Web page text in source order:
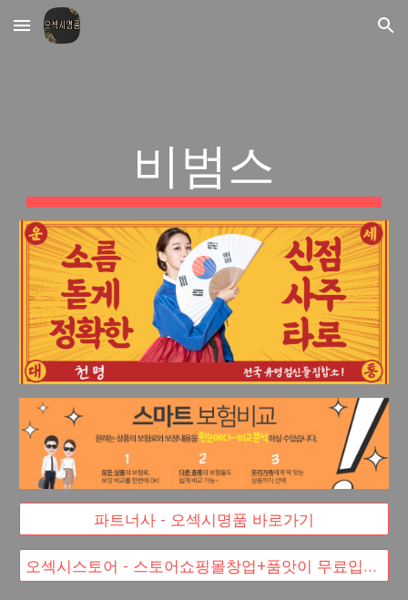
Skip to main content Skip to navigation
비범스
파트너사 - 오섹시명품 바로가기
오섹시스토어 - 스토어쇼핑몰창업+품앗이 무료입점 대박